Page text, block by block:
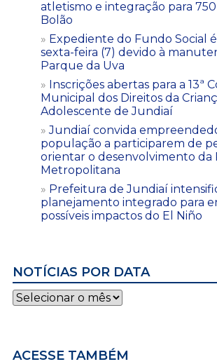
atletismo e integração para
Bolão
Expediente do Fundo Social
sexta-feira (7) devido à
Parque da Uva
Inscrições abertas para a 13ª
Municipal dos Direitos da
Adolescente de Jundiaí
Jundiaí convida
população a participarem de
orientar o desenvolvimento da
Metropolitana
Prefeitura de Jundiaí
planejamento integrado para
possíveis impactos do El Niño
NOTÍCIAS POR DATA
Notícias
por
ACESSE TAMBÉM